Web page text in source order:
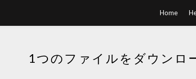
Home
1つのファイルをダウンロ